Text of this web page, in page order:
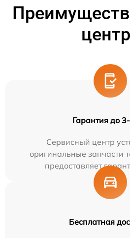
Гарантия до
Сервисный центр
оригинальные запчасти
предоставляет
Бесплатная